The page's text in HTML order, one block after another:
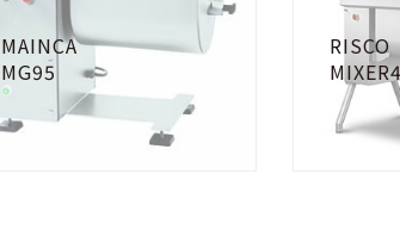
MAINCA
MG95
RISCO